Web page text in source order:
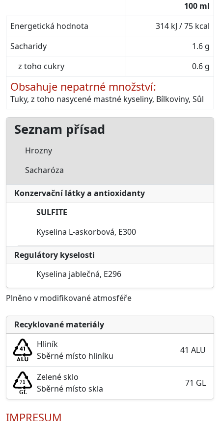
100 ml
Energetická hodnota
314 kJ / 75 kcal
Sacharidy
1.6 g
z toho cukry
0.6 g
Obsahuje nepatrné množství:
Tuky, z toho nasycené mastné kyseliny, Bílkoviny, Sůl
Seznam přísad
Hrozny
Sacharóza
Konzervační látky a antioxidanty
SULFITE
Kyselina L-askorbová, E300
Regulátory kyselosti
Kyselina jablečná, E296
Plněno v modifikované atmosféře
Recyklované materiály
Hliník
Sběrné místo hliníku
41 ALU
Zelené sklo
Sběrné místo skla
71 GL
IMPRESUM